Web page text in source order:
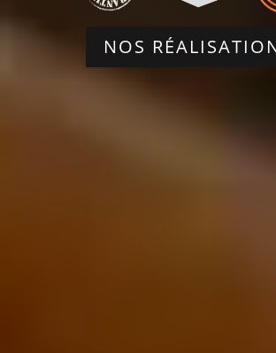
NOS